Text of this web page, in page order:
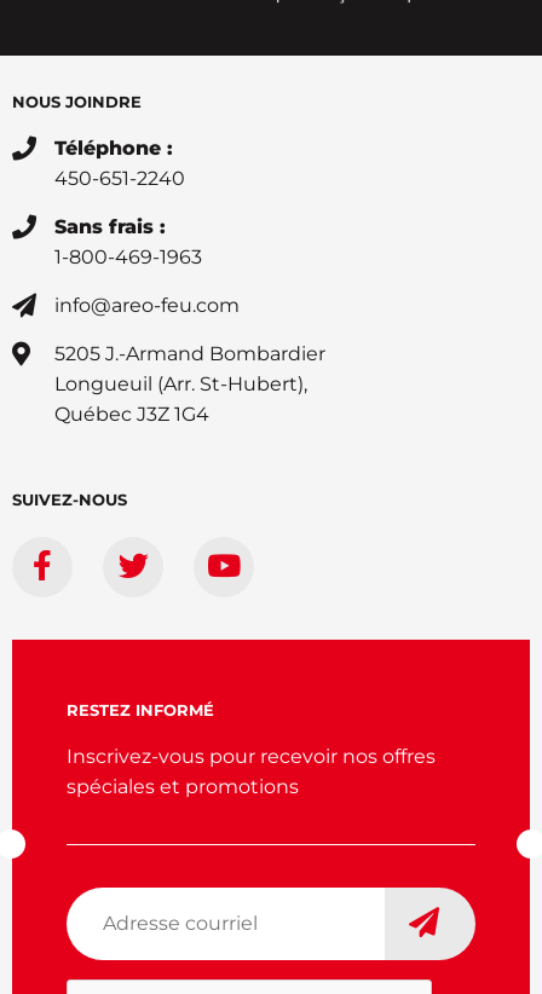
NOUS JOINDRE
Téléphone :
450-651-2240
Sans frais :
1-800-469-1963
info@areo-feu.com
5205 J.-Armand Bombardier
Longueuil (Arr. St-Hubert),
Québec J3Z 1G4
SUIVEZ-NOUS
RESTEZ INFORMÉ
Inscrivez-vous pour recevoir nos offres
spéciales et promotions
Adresse
courriel